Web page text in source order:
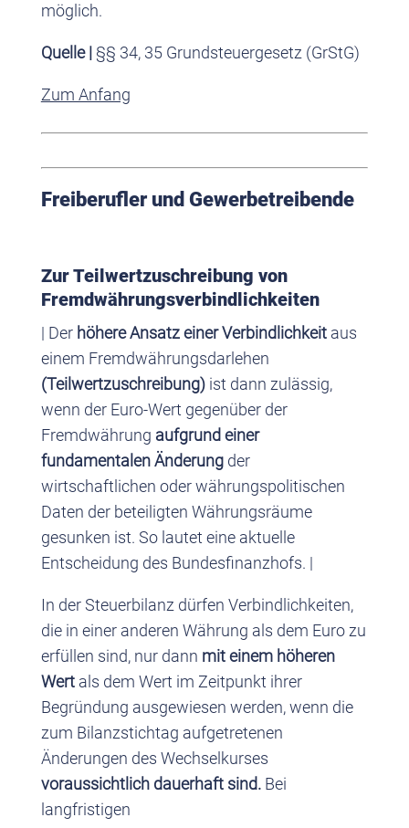
möglich.
Quelle | §§ 34, 35 Grundsteuergesetz (GrStG)
Zum Anfang
Freiberufler und Gewerbetreibende
Zur Teilwertzuschreibung von
Fremdwährungsverbindlichkeiten
| Der höhere Ansatz einer Verbindlichkeitaus
einem Fremdwährungsdarlehen
(Teilwertzuschreibung)ist dann zulässig,
wenn der Euro-Wert gegenüber der
Fremdwährung aufgrund einer
fundamentalen Änderungder
wirtschaftlichen oder währungspolitischen
Daten der beteiligten Währungsräume
gesunken ist. So lautet eine aktuelle
Entscheidung des Bundesfinanzhofs. |
In der Steuerbilanz dürfen Verbindlichkeiten,
die in einer anderen Währung als dem Euro zu
erfüllen sind, nur dann mit einem höheren
Wert als dem Wert im Zeitpunkt ihrer
Begründung ausgewiesen werden, wenn die
zum Bilanzstichtag aufgetretenen
Änderungen des Wechselkurses
voraussichtlich dauerhaft sind. Bei
langfristigen